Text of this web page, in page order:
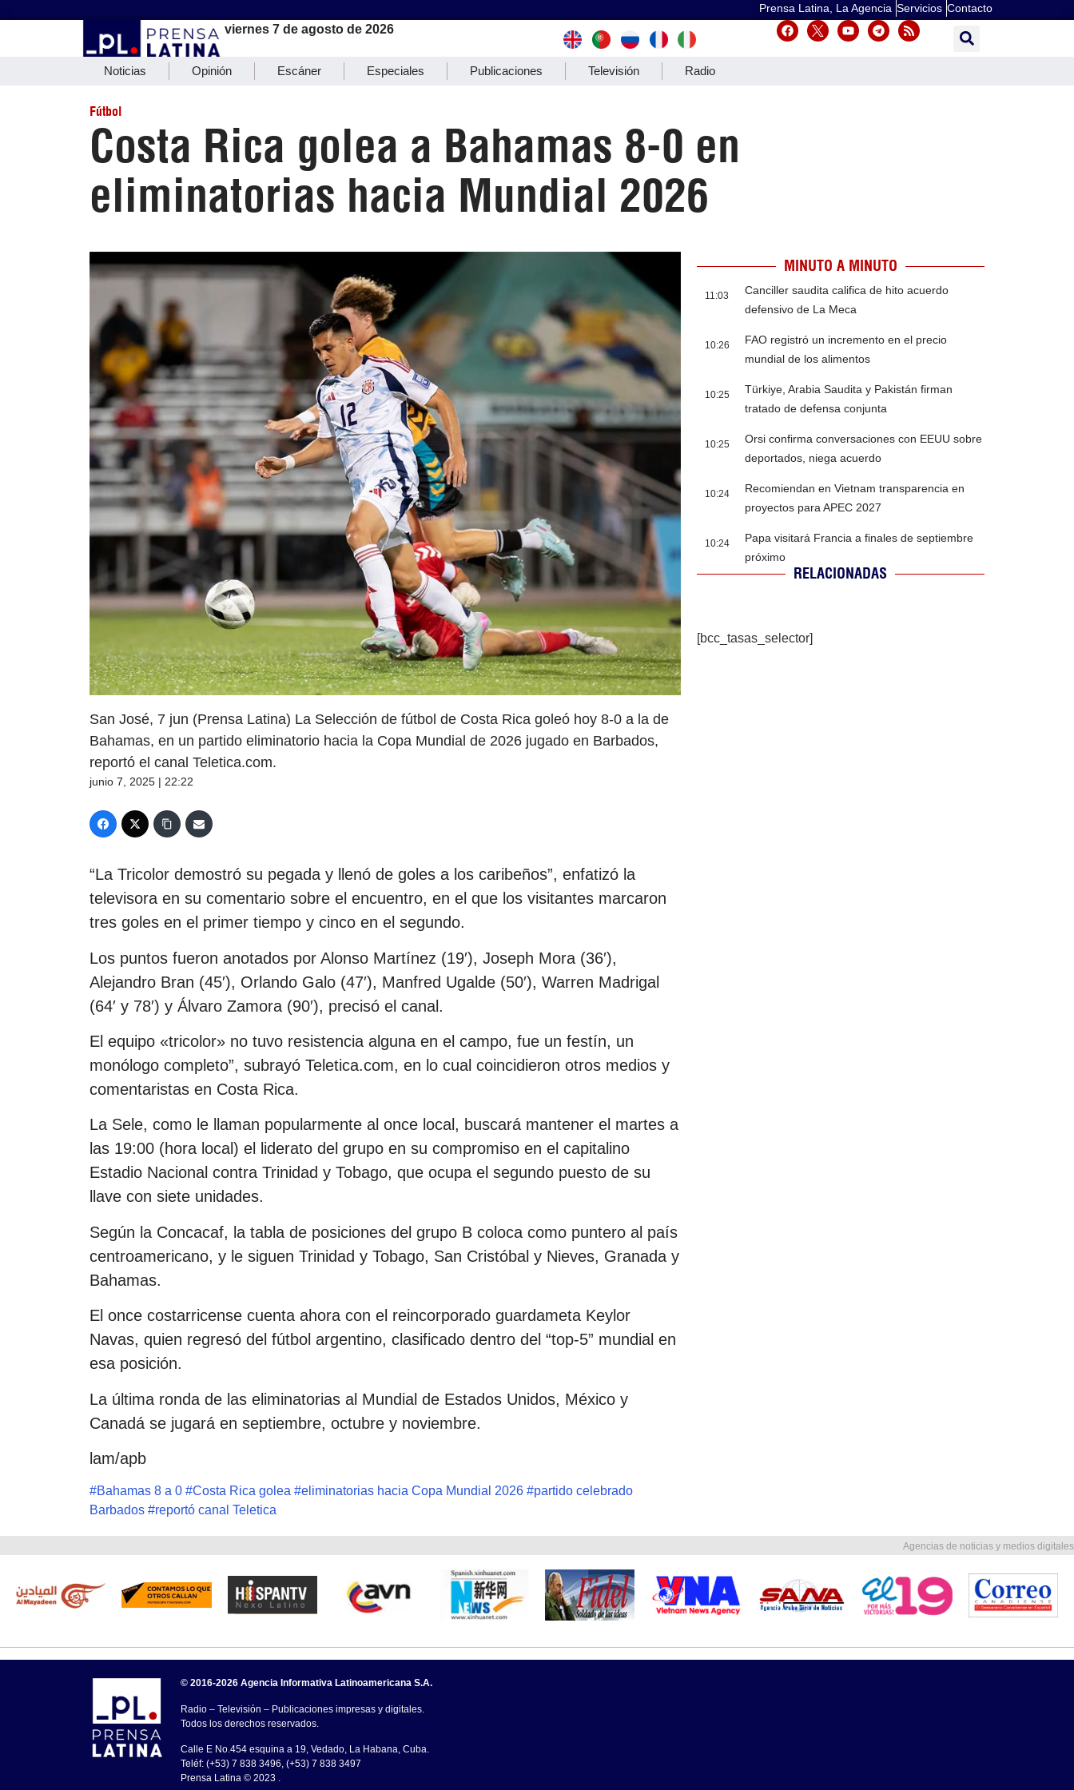
Prensa Latina, La Agencia Servicios Contacto
viernes 7 de agosto de 2026
Noticias Opinión Escáner Especiales Publicaciones Televisión Radio
Fútbol
Costa Rica golea a Bahamas 8-0 en
eliminatorias hacia Mundial 2026
San José, 7 jun (Prensa Latina) La Selección de fútbol de Costa Rica goleó hoy 8-0 a la de
Bahamas, en un partido eliminatorio hacia la Copa Mundial de 2026 jugado en Barbados,
reportó el canal Teletica.com.
junio 7, 2025 | 22:22
“La Tricolor demostró su pegada y llenó de goles a los caribeños”, enfatizó la
televisora en su comentario sobre el encuentro, en el que los visitantes marcaron
tres goles en el primer tiempo y cinco en el segundo.
Los puntos fueron anotados por Alonso Martínez (19′), Joseph Mora (36′),
Alejandro Bran (45′), Orlando Galo (47′), Manfred Ugalde (50′), Warren Madrigal
(64′ y 78′) y Álvaro Zamora (90′), precisó el canal.
El equipo «tricolor» no tuvo resistencia alguna en el campo, fue un festín, un
monólogo completo”, subrayó Teletica.com, en lo cual coincidieron otros medios y
comentaristas en Costa Rica.
La Sele, como le llaman popularmente al once local, buscará mantener el martes a
las 19:00 (hora local) el liderato del grupo en su compromiso en el capitalino
Estadio Nacional contra Trinidad y Tobago, que ocupa el segundo puesto de su
llave con siete unidades.
Según la Concacaf, la tabla de posiciones del grupo B coloca como puntero al país
centroamericano, y le siguen Trinidad y Tobago, San Cristóbal y Nieves, ⁠Granada y
Bahamas.
El once costarricense cuenta ahora con el reincorporado guardameta Keylor
Navas, quien regresó del fútbol argentino, clasificado dentro del “top-5” mundial en
esa posición.
La última ronda de las eliminatorias al Mundial de Estados Unidos, México y
Canadá se jugará en septiembre, octubre y noviembre.
lam/apb
#Bahamas 8 a 0 #Costa Rica golea #eliminatorias hacia Copa Mundial 2026 #partido celebrado
Barbados #reportó canal Teletica
MINUTO A MINUTO
11:03
Canciller saudita califica de hito acuerdo
defensivo de La Meca
10:26
FAO registró un incremento en el precio
mundial de los alimentos
10:25
Türkiye, Arabia Saudita y Pakistán firman
tratado de defensa conjunta
10:25
Orsi confirma conversaciones con EEUU sobre
deportados, niega acuerdo
10:24
Recomiendan en Vietnam transparencia en
proyectos para APEC 2027
10:24
Papa visitará Francia a finales de septiembre
próximo
RELACIONADAS
[bcc_tasas_selector]
Agencias de noticias y medios digitales
© 2016-2026 Agencia Informativa Latinoamericana S.A.
Radio – Televisión – Publicaciones impresas y digitales.
Todos los derechos reservados.
Calle E No.454 esquina a 19, Vedado, La Habana, Cuba.
Teléf: (+53) 7 838 3496, (+53) 7 838 3497
Prensa Latina © 2023 .